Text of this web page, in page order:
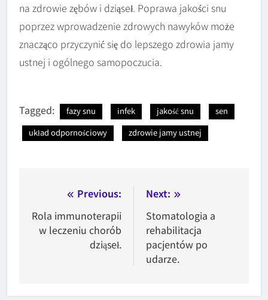
na zdrowie zębów i dziąseł. Poprawa jakości snu
poprzez wprowadzenie zdrowych nawyków może
znacząco przyczynić się do lepszego zdrowia jamy
ustnej i ogólnego samopoczucia.
Tagged: fazy snu infek jakość snu
sen
układ odpornościowy
zdrowie jamy ustnej
Nawigacja
wpisu
Previous:
Rola immunoterapii
w leczeniu chorób
dziąseł.
Next:
Stomatologia a
rehabilitacja
pacjentów po
udarze.